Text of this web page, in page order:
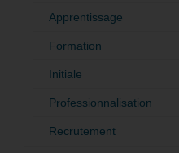
Apprentissage
Formation
Initiale
Professionnalisation
Recrutement